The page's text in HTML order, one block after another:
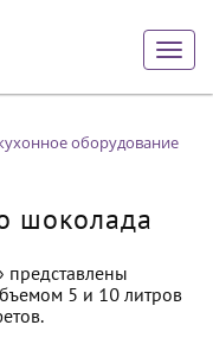
оборудование
шоколада
представлены
5 и 10 литров